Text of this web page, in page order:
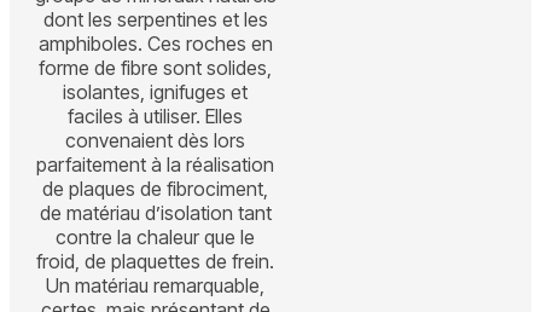
dont les serpentines et les
amphiboles. Ces roches en
forme de fibre sont solides,
isolantes, ignifuges et
faciles à utiliser. Elles
convenaient dès lors
parfaitement à la réalisation
de plaques de fibrociment,
de matériau d’isolation tant
contre la chaleur que le
froid, de plaquettes de frein.
Un matériau remarquable,